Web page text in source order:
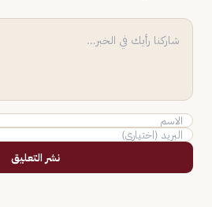
نشر التعليق